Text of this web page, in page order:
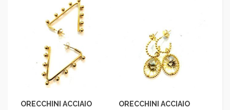
ORECCHINI ACCIAIO
ORECCHINI ACCIAIO